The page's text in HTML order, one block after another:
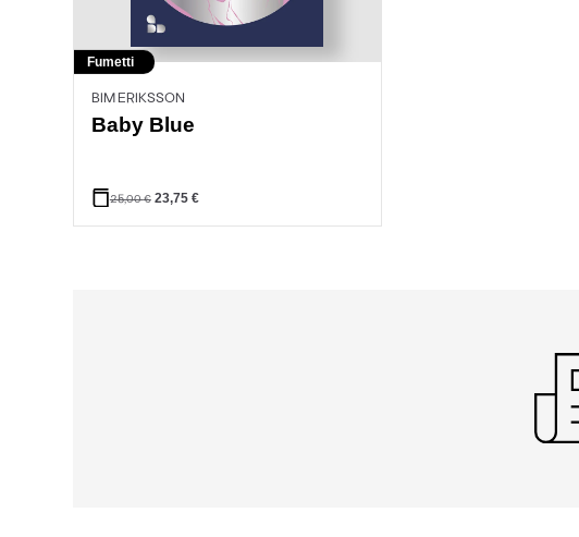
Fumetti
BIM ERIKSSON
Baby Blue
25,00€ 23,75 €